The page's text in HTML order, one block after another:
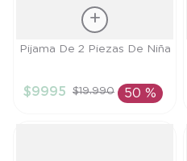
Talla
AÑADIR AL
Pijama De 2 Piezas De Niña
$9995 $19.990 50 %